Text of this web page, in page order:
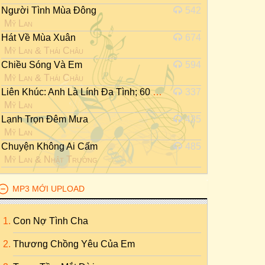
Người Tình Mùa Đông
Mỹ Lan
542
Hát Về Mùa Xuân
Mỹ Lan & Thái Châu
674
Chiều Sóng Và Em
Mỹ Lan & Thái Châu
594
Liên Khúc: Anh Là Lính Đa Tình; 60 Năm Cuộc Đời
Mỹ Lan
337
Lạnh Trọn Đêm Mưa
Mỹ Lan
435
Chuyện Không Ai Cấm
Mỹ Lan & Nhật Trường
485
MP3 MỚI UPLOAD
Con Nợ Tình Cha
Thương Chồng Yêu Của Em